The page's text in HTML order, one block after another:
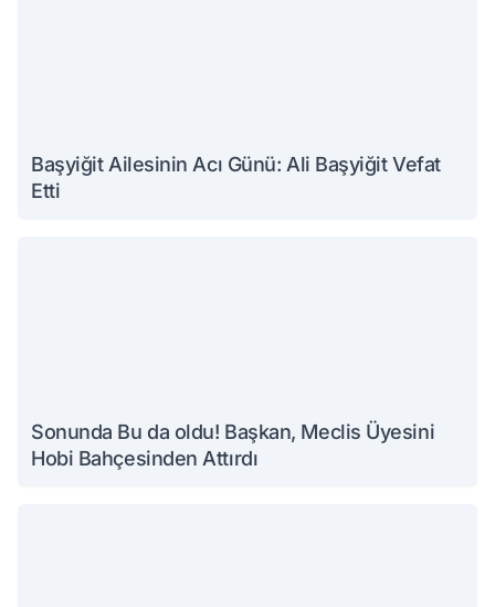
Başyiğit Ailesinin Acı Günü: Ali Başyiğit Vefat
Etti
Sonunda Bu da oldu! Başkan, Meclis Üyesini
Hobi Bahçesinden Attırdı